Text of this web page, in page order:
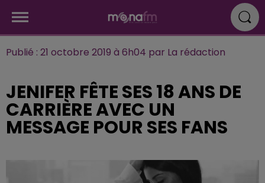
Publié : 21 octobre 2019 à 6h04 par La rédaction
JENIFER FÊTE SES 18 ANS DE
CARRIÈRE AVEC UN
MESSAGE POUR SES FANS